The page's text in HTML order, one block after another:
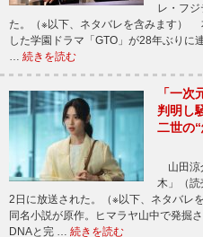
レ・フ
た。（※以下、ネタバレを含みます）
した学園ドラマ「GTO」が28年ぶりに
続きを読む
「一
判明し
二世の
山田涼
木」（読
2日に放送された。（※以下、ネタバ
同名小説が原作。ヒマラヤ山中で発掘
DNAと完 … 続きを読む